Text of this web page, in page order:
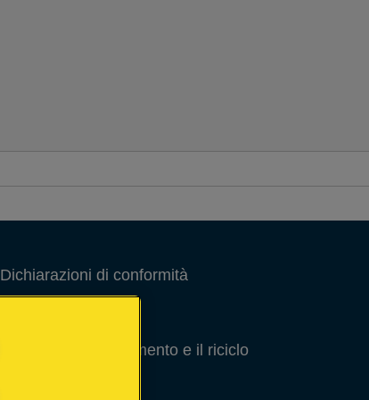
Dichiarazioni di conformità
Guida per lo smaltimento e il riciclo